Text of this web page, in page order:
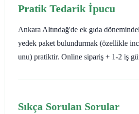
Pratik Tedarik İpucu
Ankara Altındağ'de ek gıda
yedek paket bulundurmak (özellikle
unu) pratiktir. Online sipariş + 1-2 iş
Sıkça Sorulan Sorular